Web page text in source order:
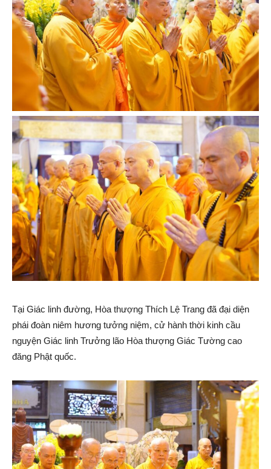
Tại Giác linh đường, Hòa thượng Thích Lệ Trang đã đại diện
phái đoàn niêm hương tưởng niệm, cử hành thời kinh cầu
nguyện Giác linh Trưởng lão Hòa thượng Giác Tường cao
đăng Phật quốc.